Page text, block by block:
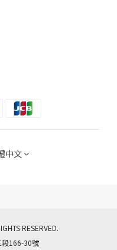
中文
RESERVED.
段166-30號